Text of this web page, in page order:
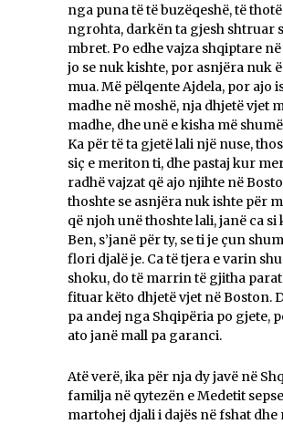
nga puna të të buzëqeshë, të
ngrohta, darkën ta gjesh shtruar
mbret. Po edhe vajza shqiptare
jo se nuk kishte, por asnjëra nuk
mua. Më pëlqente Ajdela, por ajo
madhe në moshë, nja dhjetë vjet
madhe, dhe unë e kisha më
Ka për të ta gjetë lali një nuse,
siç e meriton ti, dhe pastaj kur
radhë vajzat që ajo njihte në
thoshte se asnjëra nuk ishte për
që njoh unë thoshte lali, janë ca si
Ben, s’janë për ty, se ti je çun
flori djalë je. Ca të tjera e varin
shoku, do të marrin të gjitha
fituar këto dhjetë vjet në Boston.
pa andej nga Shqipëria po gjete,
ato janë mall pa garanci.
Atë verë, ika për nja dy javë në
familja në qytezën e Medetit
martohej djali i dajës në fshat dhe